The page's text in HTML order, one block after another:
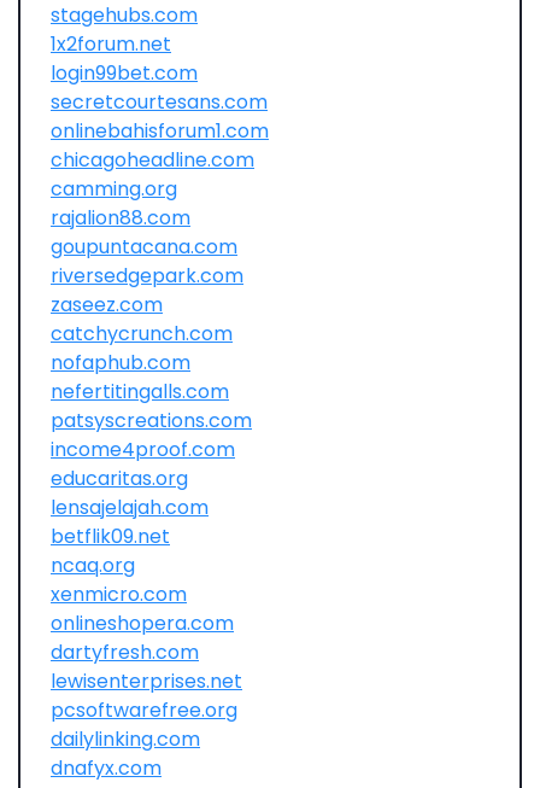
stagehubs.com
1x2forum.net
login99bet.com
secretcourtesans.com
onlinebahisforum1.com
chicagoheadline.com
camming.org
rajalion88.com
goupuntacana.com
riversedgepark.com
zaseez.com
catchycrunch.com
nofaphub.com
nefertitingalls.com
patsyscreations.com
income4proof.com
educaritas.org
lensajelajah.com
betflik09.net
ncaq.org
xenmicro.com
onlineshopera.com
dartyfresh.com
lewisenterprises.net
pcsoftwarefree.org
dailylinking.com
dnafyx.com